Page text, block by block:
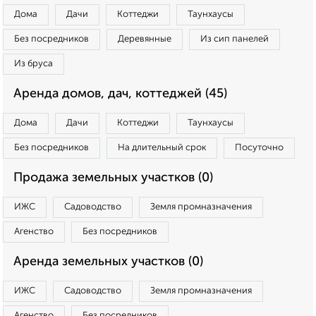
Дома Дачи Коттеджи Таунхаусы
Без посредников Деревянные Из сип панелей
Из бруса
Аренда домов, дач, коттеджей (45)
Дома Дачи Коттеджи Таунхаусы
Без посредников На длительный срок Посуточно
Продажа земельных участков (0)
ИЖС Садоводство Земля промназначения
Агенство Без посредников
Аренда земельных участков (0)
ИЖС Садоводство Земля промназначения